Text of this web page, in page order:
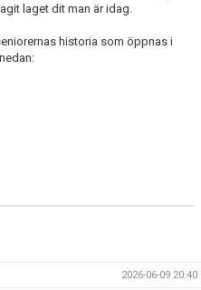
laget dit man är idag.
historia som öppnas i
2026-06-09 20:40